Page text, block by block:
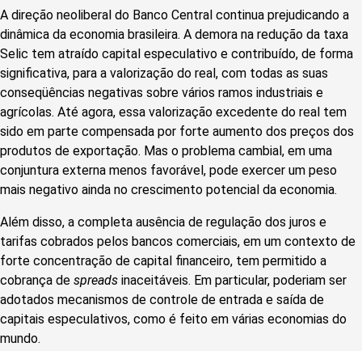
A direção neoliberal do Banco Central continua prejudicando a
dinâmica da economia brasileira. A demora na redução da taxa
Selic tem atraído capital especulativo e contribuído, de forma
significativa, para a valorização do real, com todas as suas
conseqüências negativas sobre vários ramos industriais e
agrícolas. Até agora, essa valorização excedente do real tem
sido em parte compensada por forte aumento dos preços dos
produtos de exportação. Mas o problema cambial, em uma
conjuntura externa menos favorável, pode exercer um peso
mais negativo ainda no crescimento potencial da economia.
Além disso, a completa ausência de regulação dos juros e
tarifas cobrados pelos bancos comerciais, em um contexto de
forte concentração de capital financeiro, tem permitido a
cobrança de spreads inaceitáveis. Em particular, poderiam ser
adotados mecanismos de controle de entrada e saída de
capitais especulativos, como é feito em várias economias do
mundo.